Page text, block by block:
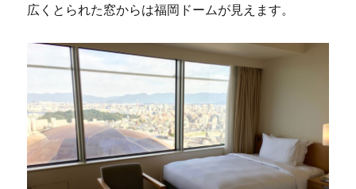
広くとられた窓からは福岡ドームが見えます。